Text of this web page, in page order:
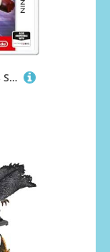
NINTENDO 3Ds Mario Sports Superstars (Eu)